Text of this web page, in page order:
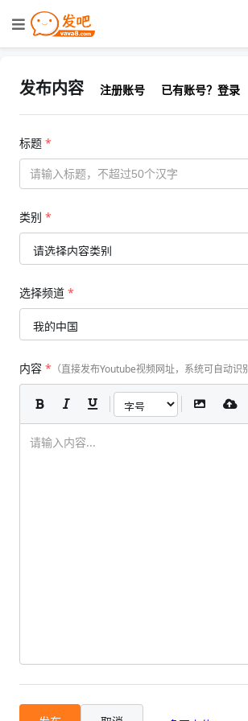
发布内容 注册账号 已有账号？登录
标题 *
类别 *
选择频道 *
内容 * （直接发布Youtube视频网址，系统可自动识